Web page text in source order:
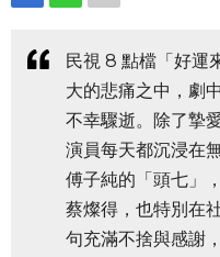
民視 8 點檔「好運
大的悲痛之中，劇
不幸驟逝。除了摯
演員每天都沉浸在
傅子純的「頭七」
蔡燦得，也特別在
句充滿不捨與感謝